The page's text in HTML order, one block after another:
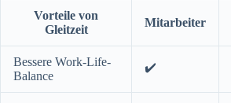
Vorteile von
Gleitzeit
Mitarbeiter
Bessere Work-Life-
Balance
✔️